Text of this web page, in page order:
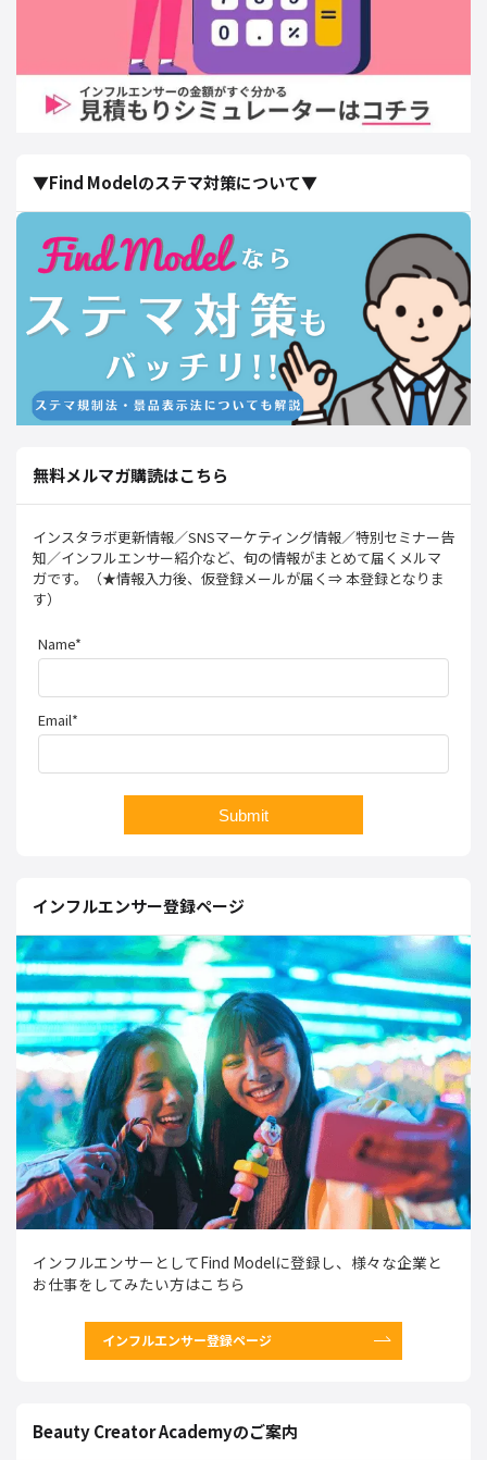
▼Find Modelのステマ対策について▼
無料メルマガ購読はこちら
インスタラボ更新情報／SNSマーケティング情報／特別セミナー告
知／インフルエンサー紹介など、旬の情報がまとめて届くメルマ
ガです。（★情報入力後、仮登録メールが届く⇒ 本登録となりま
す）
Name*
Email*
インフルエンサー登録ページ
インフルエンサーとしてFind Modelに登録し、様々な企業と
お仕事をしてみたい方はこちら
インフルエンサー登録ページ
Beauty Creator Academyのご案内